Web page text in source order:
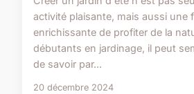
activité plaisante, mais aussi une
enrichissante de profiter de la
débutants en jardinage, il peut
de savoir par...
20 décembre 2024